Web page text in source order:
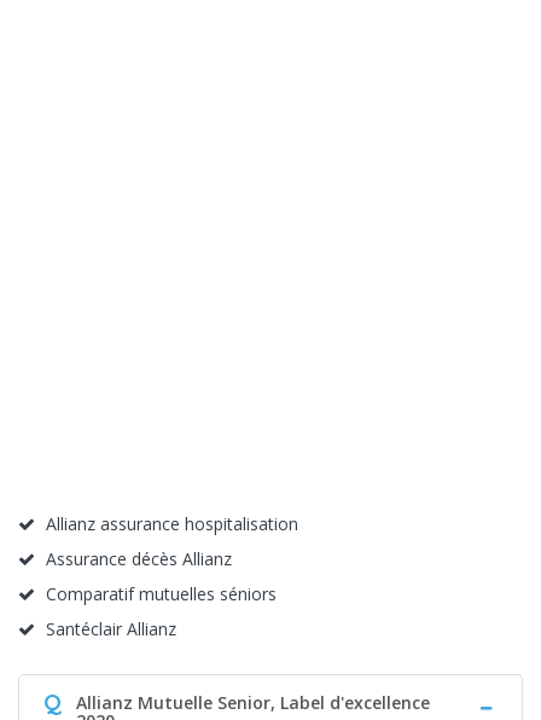
Allianz assurance hospitalisation
Assurance décès Allianz
Comparatif mutuelles séniors
Santéclair Allianz
Q Allianz Mutuelle Senior, Label d'excellence